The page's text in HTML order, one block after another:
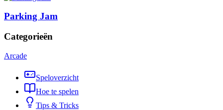
Parking Jam
Categorieën
Arcade
Speloverzicht
Hoe te spelen
Tips & Tricks